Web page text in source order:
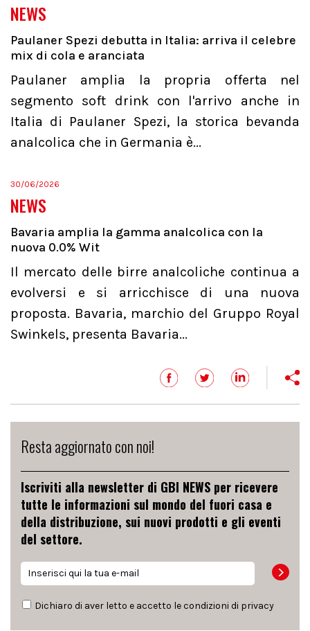
NEWS
Paulaner Spezi debutta in Italia: arriva il celebre
mix di cola e aranciata
Paulaner amplia la propria offerta nel
segmento soft drink con l'arrivo anche in
Italia di Paulaner Spezi, la storica bevanda
analcolica che in Germania è...
30/06/2026
NEWS
Bavaria amplia la gamma analcolica con la
nuova 0.0% Wit
Il mercato delle birre analcoliche continua a
evolversi e si arricchisce di una nuova
proposta. Bavaria, marchio del Gruppo Royal
Swinkels, presenta Bavaria...
Resta aggiornato con noi!
Iscriviti alla newsletter di GBI NEWS per ricevere
tutte le informazioni sul mondo del fuori casa e
della distribuzione, sui nuovi prodotti e gli eventi
del settore.
Dichiaro di aver letto e accetto le condizioni di privacy